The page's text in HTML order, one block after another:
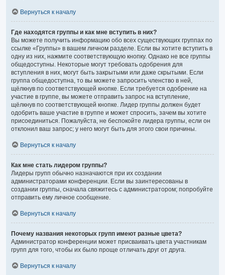
Вернуться к началу
Где находятся группы и как мне вступить в них?
Вы можете получить информацию обо всех существующих группах по
ссылке «Группы» в вашем личном разделе. Если вы хотите вступить в
одну из них, нажмите соответствующую кнопку. Однако не все группы
общедоступны. Некоторые могут требовать одобрения для
вступления в них, могут быть закрытыми или даже скрытыми. Если
группа общедоступна, то вы можете запросить членство в ней,
щёлкнув по соответствующей кнопке. Если требуется одобрение на
участие в группе, вы можете отправить запрос на вступление,
щёлкнув по соответствующей кнопке. Лидер группы должен будет
одобрить ваше участие в группе и может спросить, зачем вы хотите
присоединиться. Пожалуйста, не беспокойте лидера группы, если он
отклонил ваш запрос; у него могут быть для этого свои причины.
Вернуться к началу
Как мне стать лидером группы?
Лидеры групп обычно назначаются при их создании
администраторами конференции. Если вы заинтересованы в
создании группы, сначала свяжитесь с администратором; попробуйте
отправить ему личное сообщение.
Вернуться к началу
Почему названия некоторых групп имеют разные цвета?
Администратор конференции может присваивать цвета участникам
групп для того, чтобы их было проще отличать друг от друга.
Вернуться к началу